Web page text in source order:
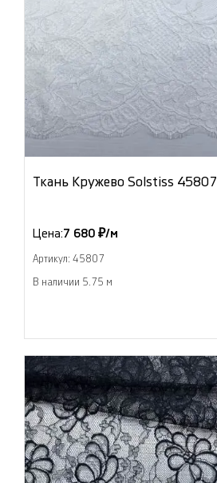
Ткань Кружево Solstiss 45807
Цена:7 680 ₽/м
Артикул: 45807
В наличии 5.75 м